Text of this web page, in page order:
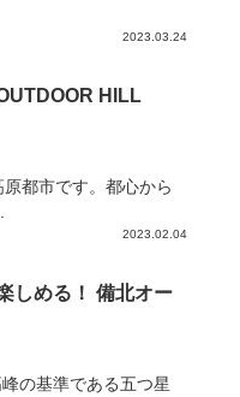
2023.03.24
HILL
都市です。都心から
2023.02.04
しめる！ 備北オー
の基準である五つ星